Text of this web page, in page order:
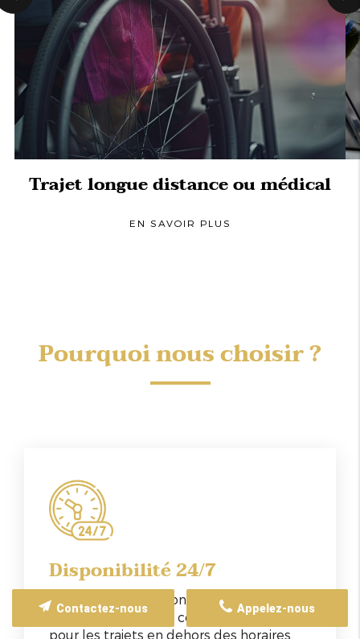
Trajet longue distance ou médical
EN SAVOIR PLUS
Pourquoi nous choisir ?
Disponibilité 24/7
Nous sommes disponibles à toute heure
du jour et de la nuit, ce qui est pratique
pour les trajets en dehors des horaires
Appelez-nous
Contactez-nous